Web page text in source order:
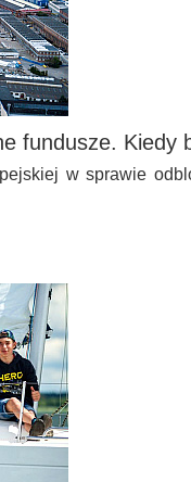
fundusze. Kiedy
w sprawie